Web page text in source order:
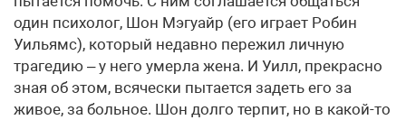
один психолог, Шон Мэгуайр (его играет Робин
Уильямс), который недавно пережил личную
трагедию – у него умерла жена. И Уилл, прекрасно
зная об этом, всячески пытается задеть его за
живое, за больное. Шон долго терпит, но в какой-то